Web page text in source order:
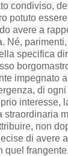
condiviso,
potuto
avere a
Né,
specifica
impegnato
di
interesse,
straordinaria
non
di avere
quel